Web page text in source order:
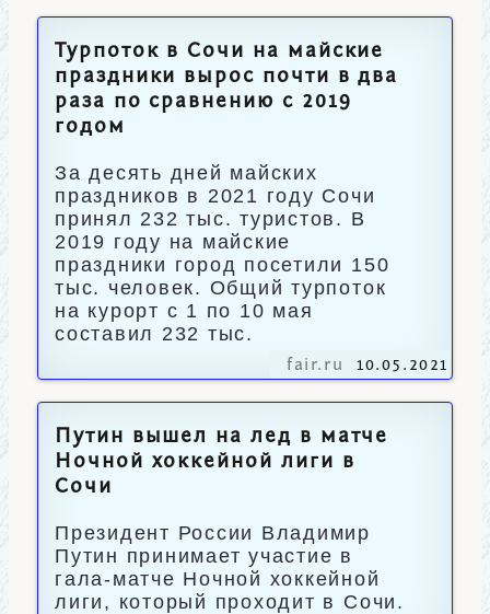
Турпоток в Сочи на майские
праздники вырос почти в два
раза по сравнению с 2019
годом
За десять дней майских
праздников в 2021 году Сочи
принял 232 тыс. туристов. В
2019 году на майские
праздники город посетили 150
тыс. человек. Общий турпоток
на курорт с 1 по 10 мая
составил 232 тыс.
fair.ru 10.05.2021
Путин вышел на лед в матче
Ночной хоккейной лиги в
Сочи
Президент России Владимир
Путин принимает участие в
гала-матче Ночной хоккейной
лиги, который проходит в Сочи.